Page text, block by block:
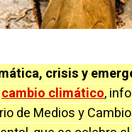
crisis y
cambio climático,
de Medios y